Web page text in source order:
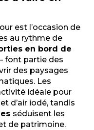
(fin XIVè début
up paddle de Belle
est l’occasion de
au rythme de
en bord de
font partie des
des paysages
Les
idéale pour
d’air iodé, tandis
séduisent les
de patrimoine.